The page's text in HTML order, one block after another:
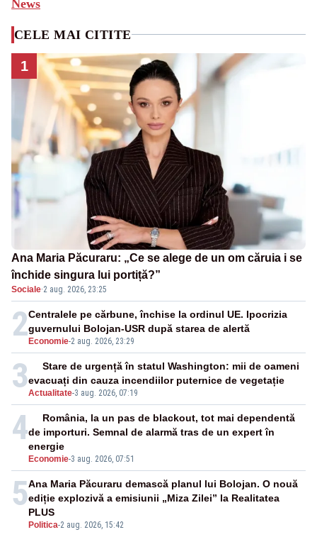
News
CELE MAI CITITE
1
Ana Maria Păcuraru: „Ce se alege de un om căruia i se
închide singura lui portiță?”
Sociale·2 aug. 2026, 23:25
2 Economie-2 aug. 2026, 23:29
Centralele pe cărbune, închise la ordinul UE. Ipocrizia
guvernului Bolojan-USR după starea de alertă
3Actualitate-3 aug. 2026, 07:19
Stare de urgență în statul Washington: mii de oameni
evacuați din cauza incendiilor puternice de vegetație
4
Economie-3 aug. 2026, 07:51
România, la un pas de blackout, tot mai dependentă
de importuri. Semnal de alarmă tras de un expert în
energie
5
Politica-2 aug. 2026, 15:42
Ana Maria Păcuraru demască planul lui Bolojan. O nouă
ediție explozivă a emisiunii „Miza Zilei” la Realitatea
PLUS